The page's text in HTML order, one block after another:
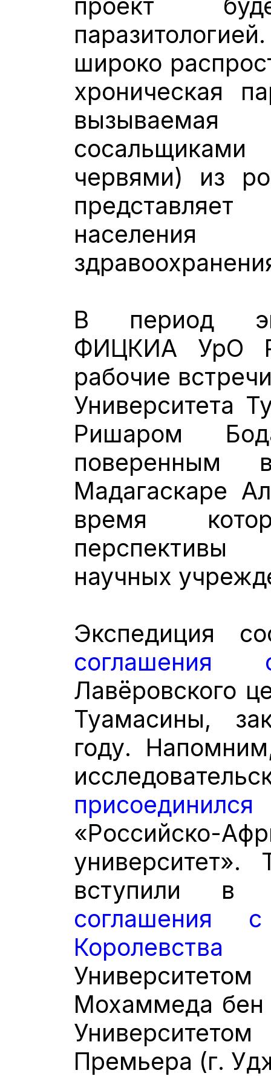
проект
широко
хроническая
червями) из
В период
ФИЦКИА УрО
рабочие
Университета
Ришаром
Мадагаскаре
время
научных
Экспедиция
соглашения
Лавёровского
Туамасины,
году.
«Российско-
вступили в
соглашения
Мохаммеда бен
Премьера (г.